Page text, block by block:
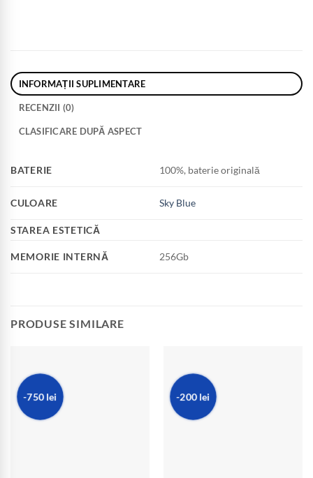
INFORMAȚII SUPLIMENTARE
RECENZII (0)
CLASIFICARE DUPĂ ASPECT
BATERIE 100%, baterie originală
CULOARE Sky Blue
STAREA ESTETICĂ
MEMORIE INTERNĂ 256Gb
PRODUSE SIMILARE
-750 lei -200 lei